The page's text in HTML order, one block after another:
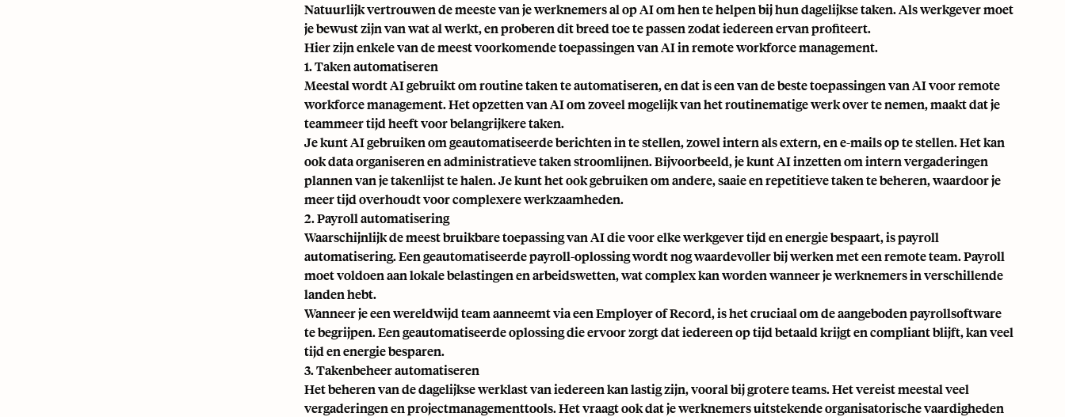
Natuurlijk vertrouwen de meeste van je werknemers al op AI om hen te helpen bij hun dagelijkse taken. Als werkgever moet
je bewust zijn van wat al werkt, en proberen dit breed toe te passen zodat iedereen ervan profiteert.
Hier zijn enkele van de meest voorkomende toepassingen van AI in remote workforce management.
1. Taken automatiseren
Meestal wordt AI gebruikt om routine taken te automatiseren, en dat is een van de beste toepassingen van AI voor remote
workforce management. Het opzetten van AI om zoveel mogelijk van het routinematige werk over te nemen, maakt dat je
teammeer tijd heeft voor belangrijkere taken.
Je kunt AI gebruiken om geautomatiseerde berichten in te stellen, zowel intern als extern, en e-mails op te stellen. Het kan
ook data organiseren en administratieve taken stroomlijnen. Bijvoorbeeld, je kunt AI inzetten omintern vergaderingen
plannenvan je takenlijst te halen. Je kunt het ook gebruiken om andere, saaie en repetitieve taken te beheren, waardoor je
meer tijd overhoudt voor complexere werkzaamheden.
2. Payroll automatisering
Waarschijnlijk de meest bruikbare toepassing van AI die voor elke werkgever tijd en energie bespaart, is payroll
automatisering. Een geautomatiseerde payroll-oplossing wordt nog waardevoller bij werken met een remote team. Payroll
moet voldoen aan lokale belastingen en arbeidswetten, wat complex kan worden wanneer je werknemers in verschillende
landen hebt.
Wanneer je een wereldwijd team aanneemt via eenEmployer of Record, is het cruciaal om de aangeboden payrollsoftware
te begrijpen. Een geautomatiseerde oplossing die ervoor zorgt dat iedereen op tijd betaald krijgt en compliant blijft, kan veel
tijd en energie besparen.
3. Takenbeheer automatiseren
Het beheren van de dagelijkse werklast van iedereen kan lastig zijn, vooral bij grotere teams. Het vereist meestal veel
vergaderingen en projectmanagementtools. Het vraagt ook dat je werknemers uitstekende organisatorische vaardigheden